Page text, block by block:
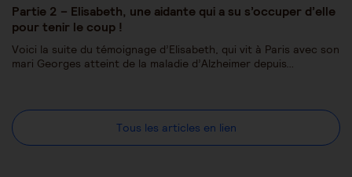
Partie 2 – Elisabeth, une aidante qui a su s’occuper d’elle
pour tenir le coup !
Voici la suite du témoignage d’Elisabeth, qui vit à Paris avec son
mari Georges atteint de la maladie d’Alzheimer depuis…
Tous les articles en lien